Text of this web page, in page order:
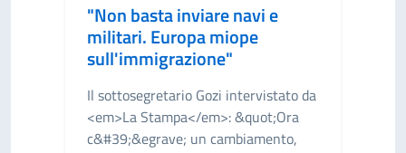
"Non basta inviare navi e
militari. Europa miope
sull'immigrazione"
Il sottosegretario Gozi intervistato da
<em>La Stampa</em>: &quot;Ora
c&#39;&egrave; un cambiamento,